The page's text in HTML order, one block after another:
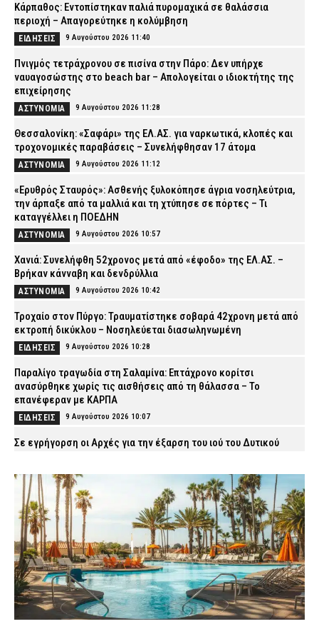
Κάρπαθος: Εντοπίστηκαν παλιά πυρομαχικά σε θαλάσσια
περιοχή – Απαγορεύτηκε η κολύμβηση
ΕΙΔΗΣΕΙΣ 9 Αυγούστου 2026 11:40
Πνιγμός τετράχρονου σε πισίνα στην Πάρο: Δεν υπήρχε
ναυαγοσώστης στο beach bar – Απολογείται ο ιδιοκτήτης της
επιχείρησης
ΑΣΤΥΝΟΜΙΑ 9 Αυγούστου 2026 11:28
Θεσσαλονίκη: «Σαφάρι» της ΕΛ.ΑΣ. για ναρκωτικά, κλοπές και
τροχονομικές παραβάσεις – Συνελήφθησαν 17 άτομα
ΑΣΤΥΝΟΜΙΑ 9 Αυγούστου 2026 11:12
«Ερυθρός Σταυρός»: Ασθενής ξυλοκόπησε άγρια νοσηλεύτρια,
την άρπαξε από τα μαλλιά και τη χτύπησε σε πόρτες – Τι
καταγγέλλει η ΠΟΕΔΗΝ
ΑΣΤΥΝΟΜΙΑ 9 Αυγούστου 2026 10:57
Χανιά: Συνελήφθη 52χρονος μετά από «έφοδο» της ΕΛ.ΑΣ. –
Βρήκαν κάνναβη και δενδρύλλια
ΑΣΤΥΝΟΜΙΑ 9 Αυγούστου 2026 10:42
Τροχαίο στον Πύργο: Τραυματίστηκε σοβαρά 42χρονη μετά από
εκτροπή δικύκλου – Νοσηλεύεται διασωληνωμένη
ΕΙΔΗΣΕΙΣ 9 Αυγούστου 2026 10:28
Παραλίγο τραγωδία στη Σαλαμίνα: Επτάχρονο κορίτσι
ανασύρθηκε χωρίς τις αισθήσεις από τη θάλασσα – Το
επανέφεραν με ΚΑΡΠΑ
ΕΙΔΗΣΕΙΣ 9 Αυγούστου 2026 10:07
Σε εγρήγορση οι Αρχές για την έξαρση του ιού του Δυτικού
VITAL 9 Αυγούστου 2026 09:53
Πάρος: Στο «μικροσκόπιο» τα μέτρα ασφαλείας στο beach bar
όπου πνίγηκε ο τετράχρονος – Τι εξετάζουν οι Αρχές
ΑΣΤΥΝΟΜΙΑ 9 Αυγούστου 2026 09:37
Ρόδος: Οδηγός τράκαρε σταθμευμένο αυτοκίνητο, παρέσυρε
72χρονο και διέφυγε (βίντεο)
ΑΣΤΥΝΟΜΙΑ 9 Αυγούστου 2026 09:24